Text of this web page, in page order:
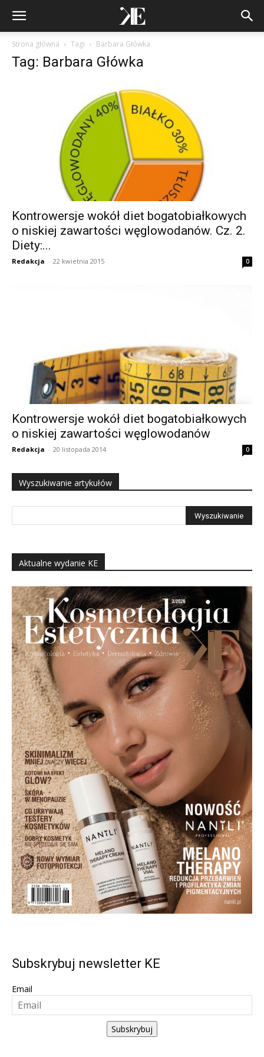
Strona główna Tagi Barbara Główka
Tag: Barbara Główka
Kontrowersje wokół diet bogatobiałkowych
o niskiej zawartości węglowodanów. Cz. 2.
Diety:...
Redakcja - 22 kwietnia 2015 0
Kontrowersje wokół diet bogatobiałkowych
o niskiej zawartości węglowodanów
Redakcja - 20 listopada 2014 0
Wyszukiwanie artykułów
Aktualne wydanie KE
Subskrybuj newsletter KE
Email
Subskrybuj